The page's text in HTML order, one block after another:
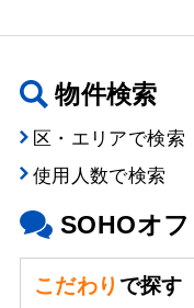
物件検索
区・エリアで検索
使用人数で検索
SOHOオ
こだわり で探す